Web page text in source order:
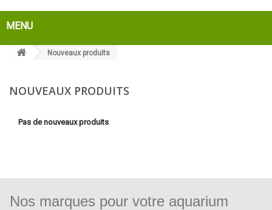
MENU
Nouveaux produits
NOUVEAUX PRODUITS
Pas de nouveaux produits
Nos marques pour votre aquarium